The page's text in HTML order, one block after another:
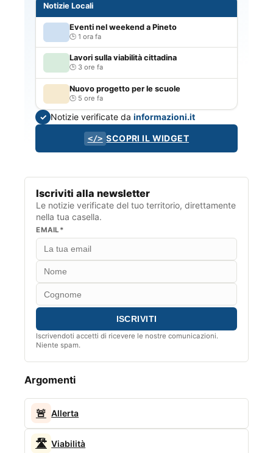
Notizie Locali
Eventi nel weekend a Pineto
1 ora fa
Lavori sulla viabilità cittadina
3 ore fa
Nuovo progetto per le scuole
5 ore fa
✓ Notizie verificate dainformazioni.it
</> SCOPRI IL WIDGET
Iscriviti alla newsletter
Le notizie verificate del tuo territorio, direttamente
nella tua casella.
EMAIL*
Iscrivendoti accetti di ricevere le nostre comunicazioni.
Niente spam.
Argomenti
🚨 Allerta
🛣️ Viabilità